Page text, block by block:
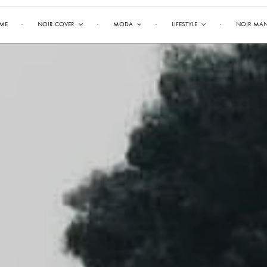
NOIR COVER MODA LIFESTYLE NOIR